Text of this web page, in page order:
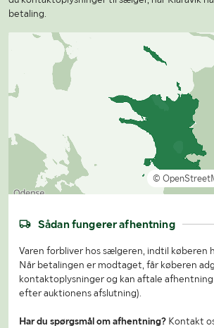
betaling.
©
Sådan fungerer afhentning
Varen forbliver hos sælgeren, indtil køberen
Når betalingen er modtaget, får køberen
kontaktoplysninger og kan aftale afhentning
efter auktionens afslutning).
Har du spørgsmål om afhentning? Kontakt